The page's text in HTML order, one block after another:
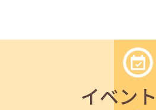
『越境人材育成』３ステップ」
イベン